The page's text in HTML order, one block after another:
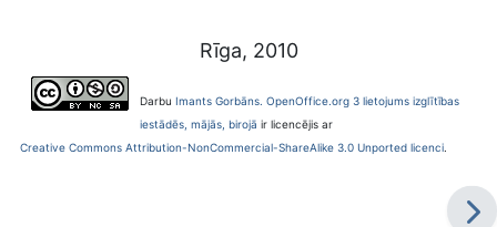
Rīga, 2010
Darbu Imants Gorbāns. OpenOffice.org 3 lietojums izglītības
iestādēs, mājās, birojā ir licencējis ar
Creative Commons Attribution-NonCommercial-ShareAlike 3.0 Unported licenci.